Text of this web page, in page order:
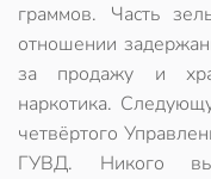
граммов. Часть
отношении
за продажу и
наркотика.
четвёртого
ГУВД. Никого